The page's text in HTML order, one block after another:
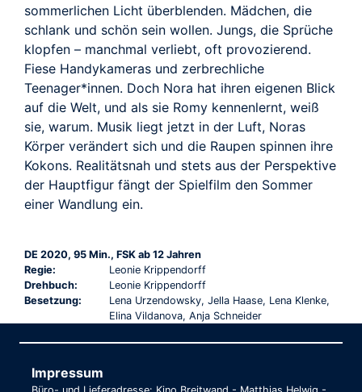
sommerlichen Licht überblenden. Mädchen, die
schlank und schön sein wollen. Jungs, die Sprüche
klopfen – manchmal verliebt, oft provozierend.
Fiese Handykameras und zerbrechliche
Teenager*innen. Doch Nora hat ihren eigenen Blick
auf die Welt, und als sie Romy kennenlernt, weiß
sie, warum. Musik liegt jetzt in der Luft, Noras
Körper verändert sich und die Raupen spinnen ihre
Kokons. Realitätsnah und stets aus der Perspektive
der Hauptfigur fängt der Spielfilm den Sommer
einer Wandlung ein.
DE 2020, 95 Min., FSK ab 12 Jahren
Regie:
Leonie Krippendorff
Drehbuch:
Leonie Krippendorff
Besetzung:
Lena Urzendowsky, Jella Haase, Lena Klenke,
Elina Vildanova, Anja Schneider
Impressum